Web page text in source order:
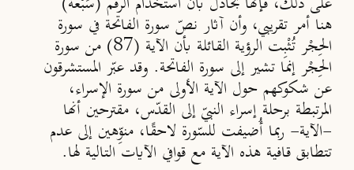
هنا أمر تقريبي، وأن آثار نصّ سورة الفاتحة في سورة
الحِجْر تُثْبِت الرؤية القائلة بأن الآية (87) من سورة
الحِجْر إنما تشير إلى سورة الفاتحة. وقد عبّر المستشرقون
عن شكوكهم حول الآية الأولى من سورة الإسراء،
المرتبطة برحلة إسراء النبيّ إلى القدّس، مقترحين أنها
-الآية- ربما أُضيفت للسّورة لاحقًا، منوِّهين إلى عدم
تتطابق قافية هذه الآية مع قوافي الآيات التالية لها.